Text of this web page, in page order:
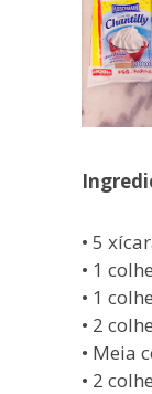
• 5
• 1
• 1
• 2
• Meia
• 2